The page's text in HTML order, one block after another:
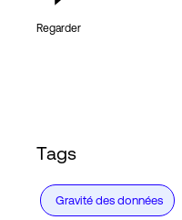
Regarder
Tags
Gravité des données